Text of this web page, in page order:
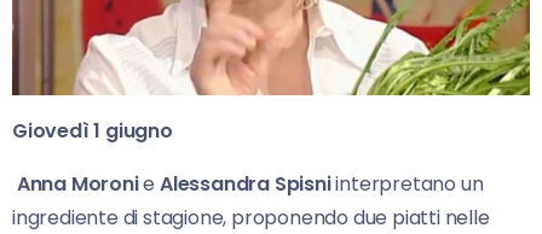
Giovedì 1 giugno
Anna MoronieAlessandra Spisniinterpretano un
ingrediente di stagione, proponendo due piatti nelle